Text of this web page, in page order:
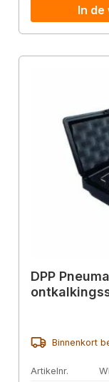
In de
DPP
Binnenkort
Artikelnr.